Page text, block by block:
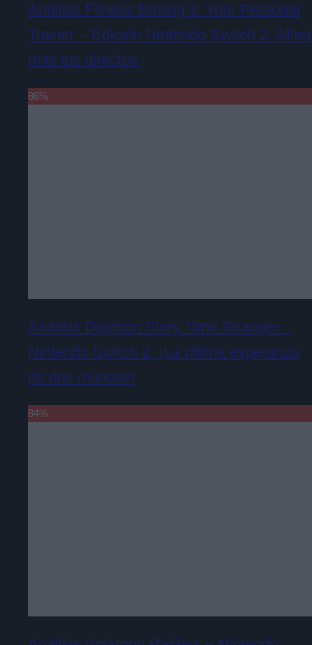
Análisis Fitness Boxing 3: Your Personal
Trainer – Edición Nintendo Switch 2. Afina
más tus directos
86%
Análisis Digimon Story Time Stranger –
Nintendo Switch 2. ¡La última esperanza
de dos mundos!
84%